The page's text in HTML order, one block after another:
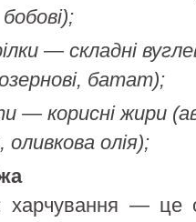
— складні
батат);
— корисні жири
оливкова олія);
харчування — це